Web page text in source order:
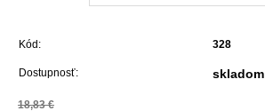
Kód: 328
Dostupnosť: skladom
18,83 €